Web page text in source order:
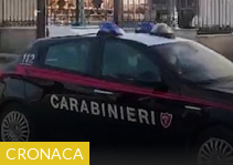
CRONACA